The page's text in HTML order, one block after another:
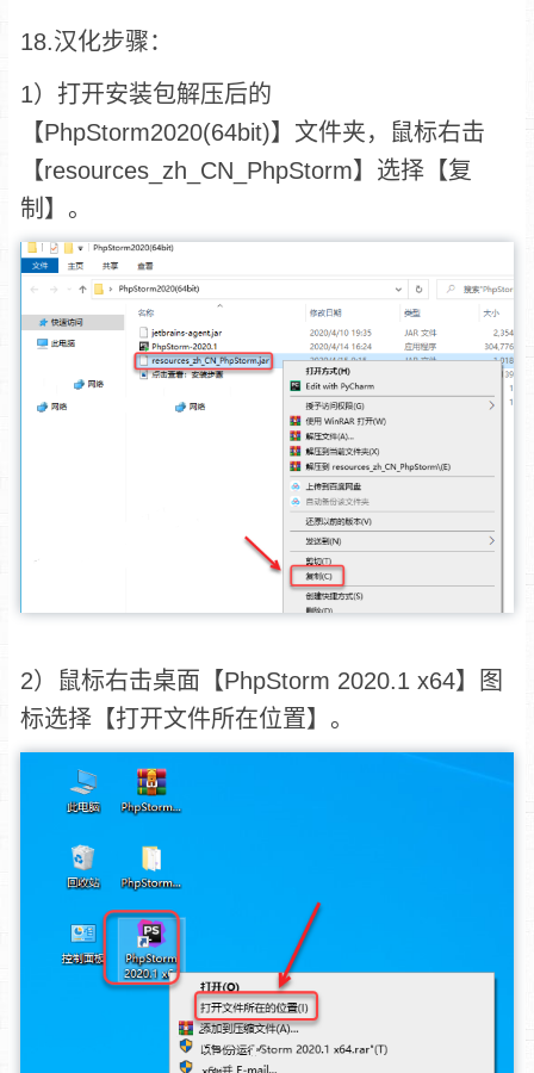
18.汉化步骤：
1）打开安装包解压后的
【PhpStorm2020(64bit)】文件夹，鼠标右击
【resources_zh_CN_PhpStorm】选择【复
制】。
2）鼠标右击桌面【PhpStorm 2020.1 x64】图
标选择【打开文件所在位置】。